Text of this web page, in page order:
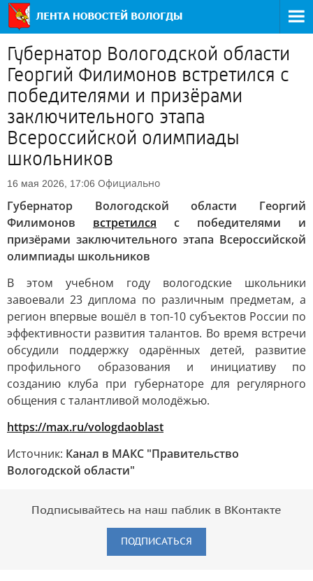
Губернатор Вологодской области
Георгий Филимонов встретился с
победителями и призёрами
заключительного этапа
Всероссийской олимпиады
школьников
16 мая 2026, 17:06 Официально
Губернатор Вологодской области Георгий
Филимонов встретился с победителями и
призёрами заключительного этапа Всероссийской
олимпиады школьников
В этом учебном году вологодские школьники
завоевали 23 диплома по различным предметам, а
регион впервые вошёл в топ-10 субъектов России по
эффективности развития талантов. Во время встречи
обсудили поддержку одарённых детей, развитие
профильного образования и инициативу по
созданию клуба при губернаторе для регулярного
общения с талантливой молодёжью.
https://max.ru/vologdaoblast
Источник: Канал в МАКС "Правительство
Вологодской области"
Подписывайтесь на наш паблик в ВКонтакте
ПОДПИСАТЬСЯ